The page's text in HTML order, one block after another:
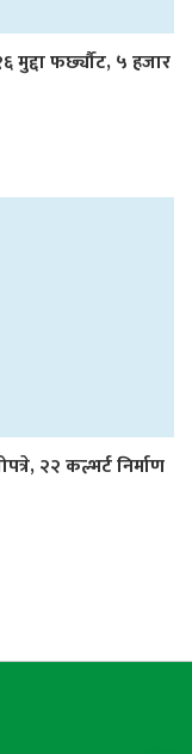
फर्छ्यौट, ५ हजार
२२ कल्भर्ट निर्माण